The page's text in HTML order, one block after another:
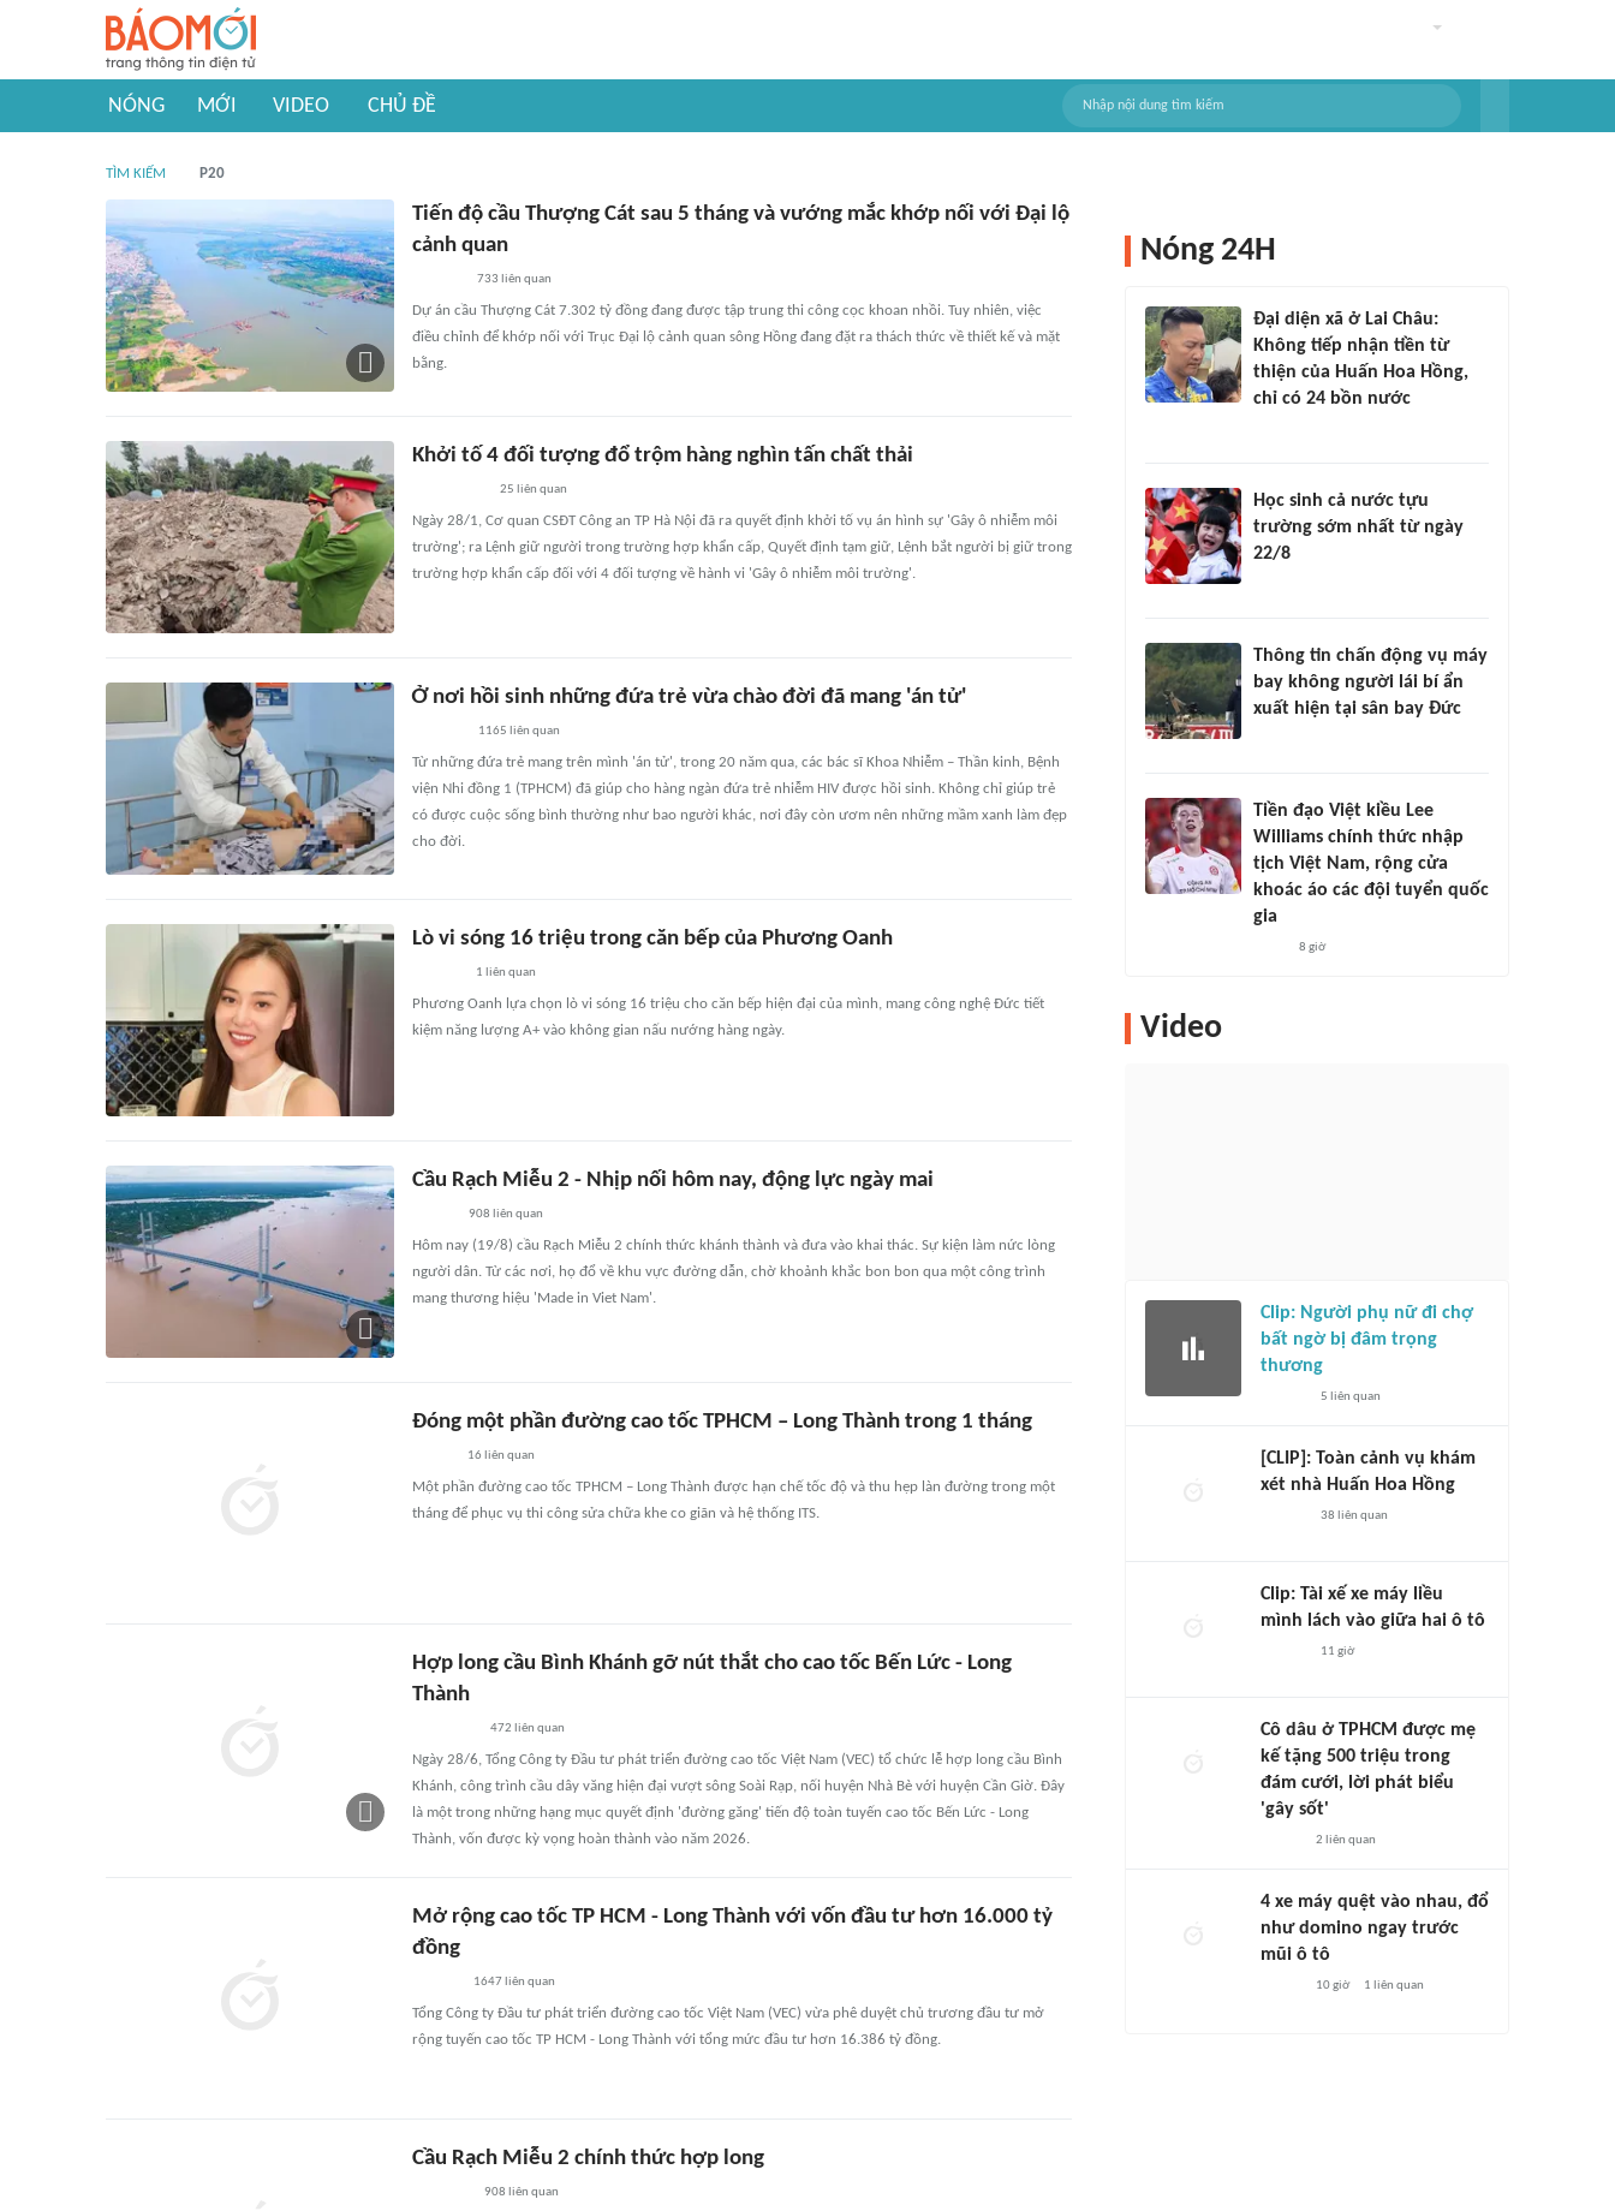
NÓNG MỚI VIDEO CHỦ ĐỀ
TÌM KIẾM P20
Tiến độ cầu Thượng Cát sau 5 tháng và vướng mắc khớp nối với Đại lộ
cảnh quan
733 liên quan
Dự án cầu Thượng Cát 7.302 tỷ đồng đang được tập trung thi công cọc khoan nhồi. Tuy nhiên, việc
điều chỉnh để khớp nối với Trục Đại lộ cảnh quan sông Hồng đang đặt ra thách thức về thiết kế và mặt
bằng.
Khởi tố 4 đối tượng đổ trộm hàng nghìn tấn chất thải
25 liên quan
Ngày 28/1, Cơ quan CSĐT Công an TP Hà Nội đã ra quyết định khởi tố vụ án hình sự 'Gây ô nhiễm môi
trường'; ra Lệnh giữ người trong trường hợp khẩn cấp, Quyết định tạm giữ, Lệnh bắt người bị giữ trong
trường hợp khẩn cấp đối với 4 đối tượng về hành vi 'Gây ô nhiễm môi trường'.
Ở nơi hồi sinh những đứa trẻ vừa chào đời đã mang 'án tử'
1165 liên quan
Từ những đứa trẻ mang trên mình 'án tử', trong 20 năm qua, các bác sĩ Khoa Nhiễm – Thần kinh, Bệnh
viện Nhi đồng 1 (TPHCM) đã giúp cho hàng ngàn đứa trẻ nhiễm HIV được hồi sinh. Không chỉ giúp trẻ
có được cuộc sống bình thường như bao người khác, nơi đây còn ươm nên những mầm xanh làm đẹp
cho đời.
Lò vi sóng 16 triệu trong căn bếp của Phương Oanh
1 liên quan
Phương Oanh lựa chọn lò vi sóng 16 triệu cho căn bếp hiện đại của mình, mang công nghệ Đức tiết
kiệm năng lượng A+ vào không gian nấu nướng hàng ngày.
Cầu Rạch Miễu 2 - Nhịp nối hôm nay, động lực ngày mai
908 liên quan
Hôm nay (19/8) cầu Rạch Miễu 2 chính thức khánh thành và đưa vào khai thác. Sự kiện làm nức lòng
người dân. Từ các nơi, họ đổ về khu vực đường dẫn, chờ khoảnh khắc bon bon qua một công trình
mang thương hiệu 'Made in Viet Nam'.
Đóng một phần đường cao tốc TPHCM – Long Thành trong 1 tháng
16 liên quan
Một phần đường cao tốc TPHCM – Long Thành được hạn chế tốc độ và thu hẹp làn đường trong một
tháng để phục vụ thi công sửa chữa khe co giãn và hệ thống ITS.
Hợp long cầu Bình Khánh gỡ nút thắt cho cao tốc Bến Lức - Long
Thành
472 liên quan
Ngày 28/6, Tổng Công ty Đầu tư phát triển đường cao tốc Việt Nam (VEC) tổ chức lễ hợp long cầu Bình
Khánh, công trình cầu dây văng hiện đại vượt sông Soài Rạp, nối huyện Nhà Bè với huyện Cần Giờ. Đây
là một trong những hạng mục quyết định 'đường găng' tiến độ toàn tuyến cao tốc Bến Lức - Long
Thành, vốn được kỳ vọng hoàn thành vào năm 2026.
Mở rộng cao tốc TP HCM - Long Thành với vốn đầu tư hơn 16.000 tỷ
đồng
1647liên quan
Tổng Công ty Đầu tư phát triển đường cao tốc Việt Nam (VEC) vừa phê duyệt chủ trương đầu tư mở
rộng tuyến cao tốc TP HCM - Long Thành với tổng mức đầu tư hơn 16.386 tỷ đồng.
Cầu Rạch Miễu 2 chính thức hợp long
908 liên quan
Nóng 24H
Đại diện xã ở Lai Châu:
Không tiếp nhận tiền từ
thiện của Huấn Hoa Hồng,
chỉ có 24 bồn nước
Học sinh cả nước tựu
trường sớm nhất từ ngày
22/8
Thông tin chấn động vụ máy
bay không người lái bí ẩn
xuất hiện tại sân bay Đức
Tiền đạo Việt kiều Lee
Williams chính thức nhập
tịch Việt Nam, rộng cửa
khoác áo các đội tuyển quốc
gia
8 giờ
Video
Clip: Người phụ nữ đi chợ
bất ngờ bị đâm trọng
thương
5 liên quan
[CLIP]: Toàn cảnh vụ khám
xét nhà Huấn Hoa Hồng
38 liên quan
Clip: Tài xế xe máy liều
mình lách vào giữa hai ô tô
11 giờ
Cô dâu ở TPHCM được mẹ
kế tặng 500 triệu trong
đám cưới, lời phát biểu
'gây sốt'
2 liên quan
4 xe máy quệt vào nhau, đổ
như domino ngay trước
mũi ô tô
10 giờ 1 liên quan